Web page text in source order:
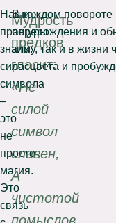
Наши
пращуры
знали:
сила
символа
–
это
не
просто
магия.
Это
связь
Мудрость
предков
гласит:
«Не
силой
символ
славен,
А
чистотой
В каждом повороте
перерождения и
зиму, так и в жизни
расцвета и